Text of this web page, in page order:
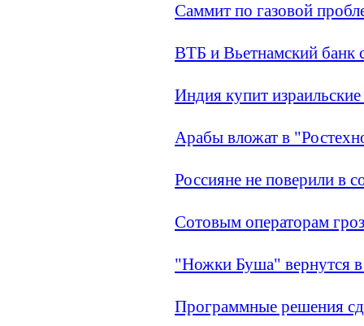
Саммит по газовой
ВТБ и Вьетнамский банк
Индия купит
Арабы вложат в
Россияне не поверили в
Сотовым операторам
"Ножки Буша" вернутся
Программные решения